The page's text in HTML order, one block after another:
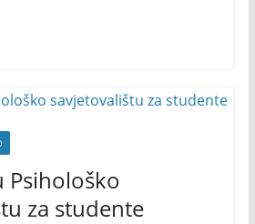
Psihološko
za studente